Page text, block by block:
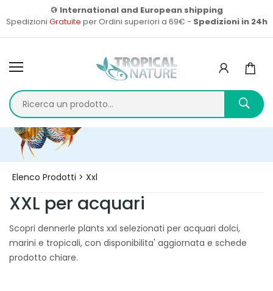
International and European shipping
Spedizioni Gratuite per Ordini superiori a 69€ - Spedizioni in 24h
Home Prodotti
Elenco Prodotti > Xxl
XXL per acquari
Scopri dennerle plants xxl selezionati per acquari dolci,
marini e tropicali, con disponibilita' aggiornata e schede
prodotto chiare.